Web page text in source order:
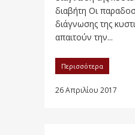
διαβήτη Οι
διάγνωσης της
απαιτούν την...
Περισσότερα
26 Απριλίου 2017